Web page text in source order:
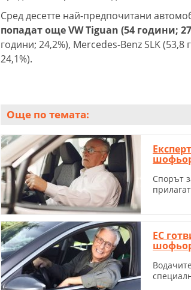
Сред десетте най-предпочитани
попадат още VW Tiguan (54 години;
години; 24,2%), Mercedes-Benz SLK
24,1%).
Още по темата:
Спорът
ЕС